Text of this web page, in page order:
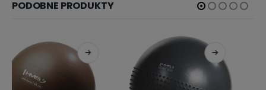
PODOBNE PRODUKTY